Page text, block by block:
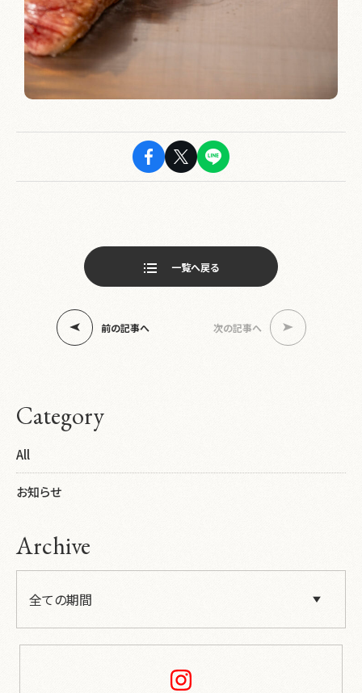
一覧へ戻る
前の記事へ 次の記事へ
Category
All
お知らせ
Archive